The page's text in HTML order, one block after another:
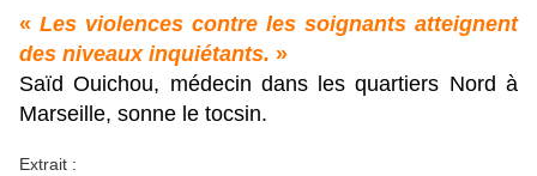
« Les violences contre les soignants atteignent
des niveaux inquiétants. »
Saïd Ouichou, médecin dans les quartiers Nord à
Marseille, sonne le tocsin.
Extrait :